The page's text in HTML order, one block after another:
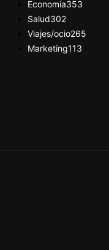
Economía353
Salud302
Viajes/ocio265
Marketing113